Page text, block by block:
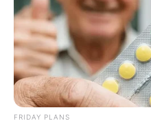
FRIDAY PLANS